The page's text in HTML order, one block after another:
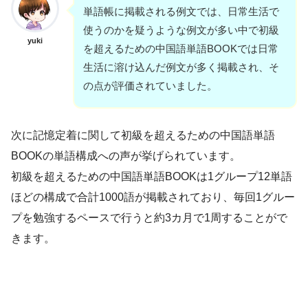
yuki
単語帳に掲載される例文では、日常生活で
使うのかを疑うような例文が多い中で初級
を超えるための中国語単語BOOKでは日常
生活に溶け込んだ例文が多く掲載され、そ
の点が評価されていました。
次に記憶定着に関して初級を超えるための中国語単語
BOOKの単語構成への声が挙げられています。
初級を超えるための中国語単語BOOKは1グループ12単語
ほどの構成で合計1000語が掲載されており、毎回1グルー
プを勉強するペースで行うと約3カ月で1周することがで
きます。